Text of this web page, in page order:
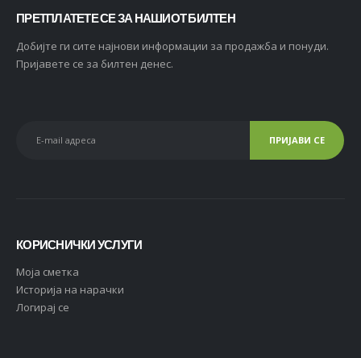
ПРЕТПЛАТЕТЕ СЕ ЗА НАШИОТ БИЛТЕН
Добијте ги сите најнови информации за продажба и понуди.
Пријавете се за билтен денес.
КОРИСНИЧКИ УСЛУГИ
Moja сметка
Историја на нарачки
Логирај се